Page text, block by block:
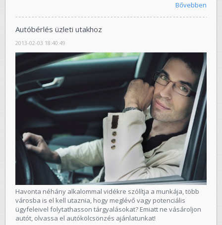
Bővebben
Autóbérlés üzleti utakhoz
2013-02-03 18:40:49
Havonta néhány alkalommal vidékre szólítja a munkája, több
városba is el kell utaznia, hogy meglévő vagy potenciális
ügyfeleivel folytathasson tárgyalásokat? Emiatt ne vásároljon
autót, olvassa el autókölcsönzés ajánlatunkat!